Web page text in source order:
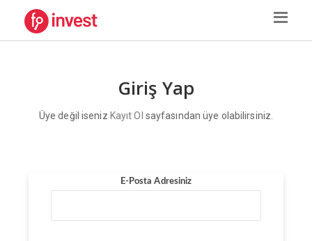
Giriş Yap
Üye değil iseniz Kayıt Ol sayfasından üye olabilirsiniz.
E-Posta Adresiniz